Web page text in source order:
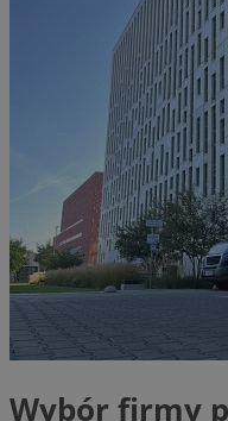
Wybór firmy